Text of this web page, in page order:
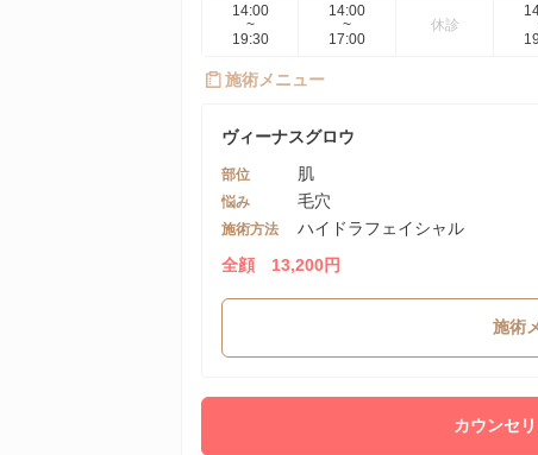
14:00
~
19:30
14:00
~
17:00
休診
施術メニュー
ヴィーナスグロウ
部位 肌
悩み 毛穴
施術方法
ハイドラフェイシャル
全顔 13,200円
施術
カウンセ